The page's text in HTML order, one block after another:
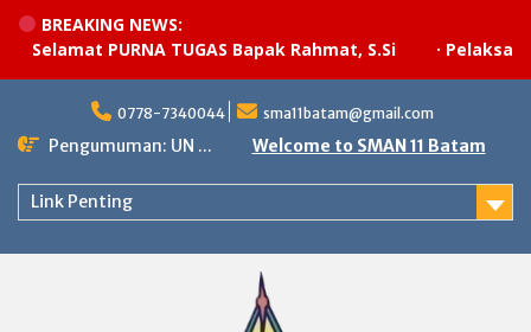
BREAKING NEWS:
PURNA TUGAS Bapak Rahmat, S.Si
·
content
0778-7340044 sma11batam@gmail.com
Pengumuman: UN ... Welcome to SMAN 11 Batam
Link Penting